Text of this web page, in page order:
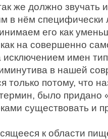
же должно звучать
нём специфически
его как
на совершенно
исключением имен
в нашей
только потому, что
было придано
существовать и
к области